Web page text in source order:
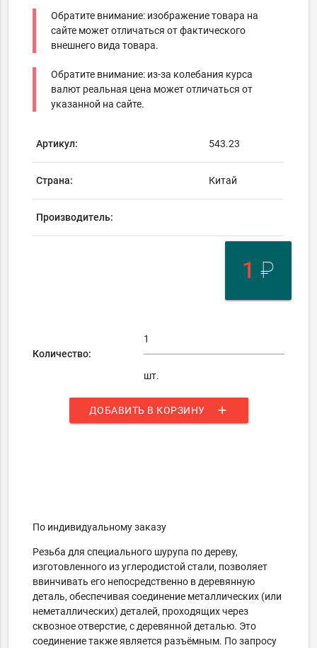
Обратите внимание: изображение товара на
сайте может отличаться от фактического
внешнего вида товара.
Обратите внимание: из-за колебания курса
валют реальная цена может отличаться от
указанной на сайте.
Артикул: 543.23
Страна: Китай
Производитель:
1 ₽
Количество:
шт.
ДОБАВИТЬ В КОРЗИНУ add
По индивидуальному заказу
Резьба для специального шурупа по дереву,
изготовленного из углеродистой стали, позволяет
ввинчивать его непосредственно в деревянную
деталь, обеспечивая соединение металлических (или
неметаллических) деталей, проходящих через
сквозное отверстие, с деревянной деталью. Это
соединение также является разъёмным. По запросу